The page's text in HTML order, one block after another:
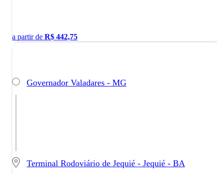
a partir de R$ 442,75
Governador Valadares - MG
Terminal Rodoviário de Jequié - Jequié - BA